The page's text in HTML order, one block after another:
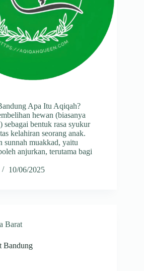
Apa Itu Aqiqah?
hewan (biasanya
sebagai bentuk rasa syukur
kelahiran seorang anak.
sunnah muakkad, yaitu
anjurkan, terutama bagi
10/06/2025
Barat
Bandung